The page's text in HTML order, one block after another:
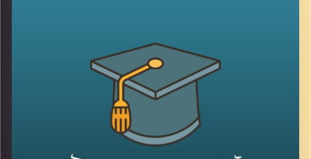
אז איך עושים את זה? האזינו לחלק השני של השיחה.
לשיחה עם אופיר רייכמן על שיווק במציאות משתנה –